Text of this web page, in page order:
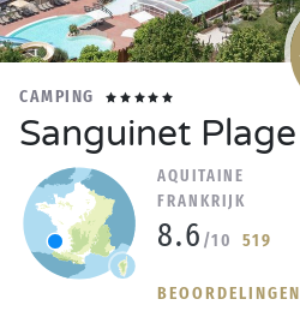
CAMPING
Sanguinet Plage
AQUITAINE
FRANKRIJK
8.6 /10 519
BEOORDELINGEN